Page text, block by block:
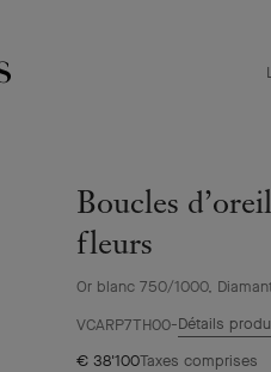
Boucles
fleurs
Or blanc 750/1000,
VCARP7TH00 Détails
€ 38'100Taxes comprises